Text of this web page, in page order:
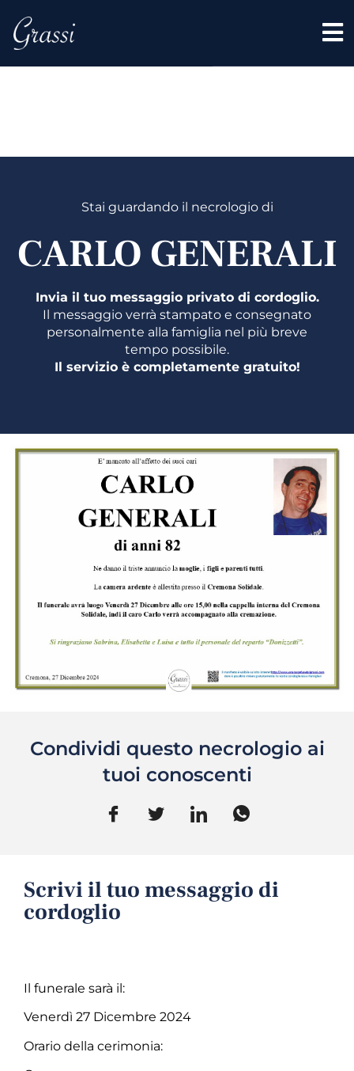
Stai guardando il necrologio di
CARLO GENERALI
Invia il tuo messaggio privato di cordoglio.
Il messaggio verrà stampato e consegnato
personalmente alla famiglia nel più breve
tempo possibile.
Il servizio è completamente gratuito!
Condividi questo necrologio ai
tuoi conoscenti
Scrivi il tuo messaggio di
cordoglio
Il funerale sarà il:
Venerdì 27 Dicembre 2024
Orario della cerimonia: